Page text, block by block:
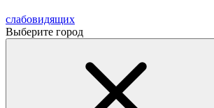
слабовидящих
Выберите город